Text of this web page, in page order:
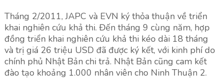
Tháng 2/2011, JAPC và EVN ký thỏa thuận về triển
khai nghiên cứu khả thi. Đến tháng 9 cùng năm, hợp
đồng triển khai nghiên cứu khả thi kéo dài 18 tháng
và trị giá 26 triệu USD đã được ký kết, với kinh phí do
chính phủ Nhật Bản chi trả. Nhật Bản cũng cam kết
đào tạo khoảng 1.000 nhân viên cho Ninh Thuận 2.